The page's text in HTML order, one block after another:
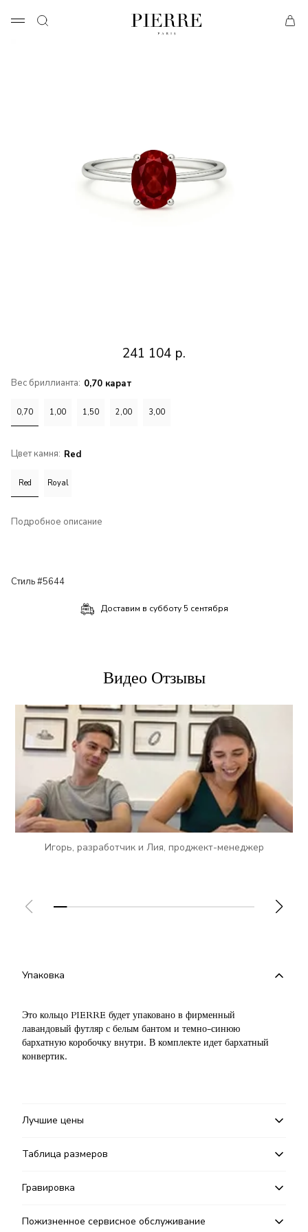
Стиль #5644
241 104 р.
Вес бриллианта: 0,70 карат
0,70 1,00 1,50 2,00 3,00
Цвет камня: Red
Red Royal
Подробное описание
Доставим в субботу 5 сентября
Видео Отзывы
Игорь, разработчик и Лия, проджект-менеджер
Упаковка
Это кольцо PIERRE будет упаковано в фирменный
лавандовый футляр с белым бантом и темно-синюю
бархатную коробочку внутри. В комплекте идет бархатный
конвертик.
Лучшие цены
Таблица размеров
Гравировка
Пожизненное сервисное обслуживание